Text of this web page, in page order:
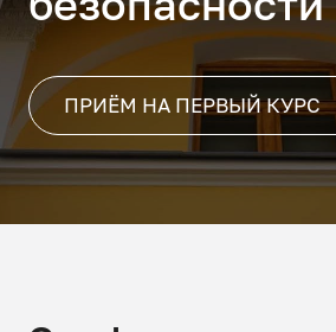
ПРИЁМ НА ПЕРВЫЙ КУРС